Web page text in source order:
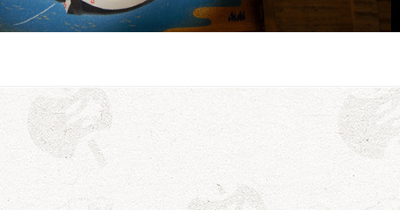
眞／笑福亭仁福／幸助福助（漫才）／桂春若